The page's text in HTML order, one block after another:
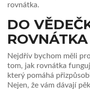
rovnátka.
DO
Nejdřív bychom měli
tom, jak rovnátka
který pomáhá
Nejen, že vám dávají